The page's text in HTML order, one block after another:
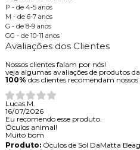
P - de 4-5 anos
M - de 6-7 anos
G - de 8-9 anos
GG - de 10-11 anos
Avaliações dos Clientes
Nossos clientes falam por nós!
veja algumas avaliações de produtos da
100% dos clientes recomendam
Lucas M.
16/07/2026
Eu recomendo esse produto.
Óculos animal!
Muito bom
Produto:Óculos de Sol DaMatta